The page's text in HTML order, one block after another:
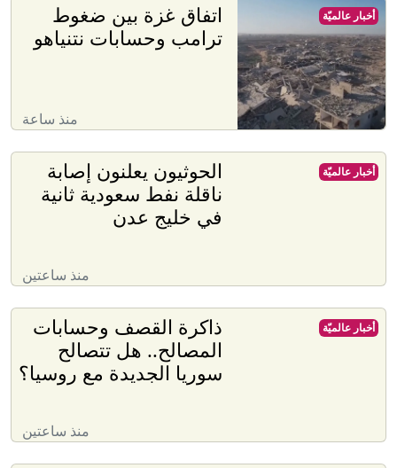
اتفاق غزة بين ضغوط
ترامب وحسابات نتنياهو
منذ ساعة
أخبار عالميّة
الحوثيون يعلنون إصابة
ناقلة نفط سعودية ثانية
في خليج عدن
منذ ساعتين
أخبار عالميّة
ذاكرة القصف وحسابات
المصالح.. هل تتصالح
سوريا الجديدة مع روسيا؟
منذ ساعتين
أخبار عالميّة